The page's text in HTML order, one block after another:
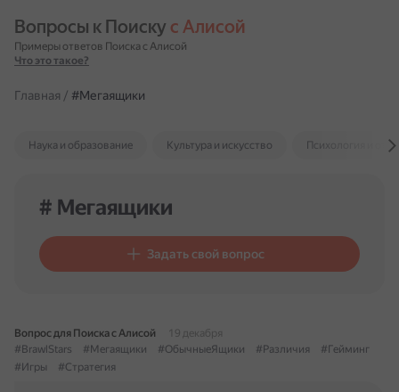
Вопросы к Поиску с Алисой
Примеры ответов Поиска с Алисой
Что это такое?
Главная / #Мегаящики
Наука и образование Культура и искусство Психология и
# Мегаящики
Задать свой вопрос
Вопрос для Поиска с Алисой
19 декабря
#BrawlStars
#Мегаящики #ОбычныеЯщики #Различия
#Гейминг
#Игры
#Стратегия